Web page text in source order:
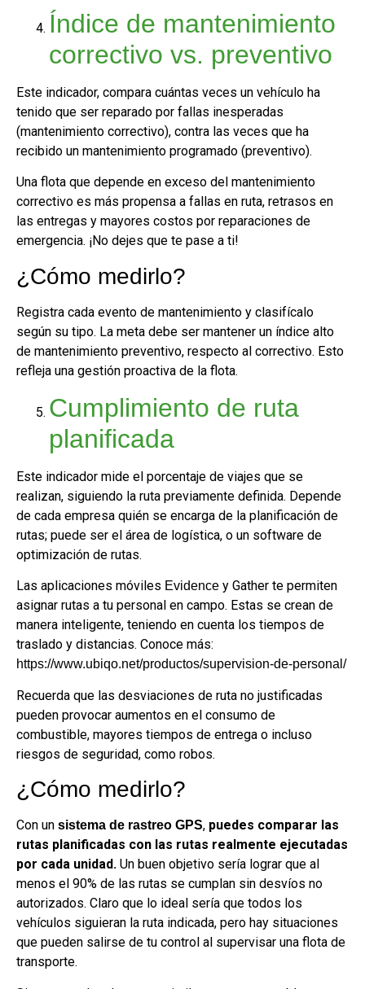
Índice de mantenimiento
correctivo vs. preventivo
Este indicador, compara cuántas veces un vehículo ha
tenido que ser reparado por fallas inesperadas
(mantenimiento correctivo), contra las veces que ha
recibido un mantenimiento programado (preventivo).
Una flota que depende en exceso del mantenimiento
correctivo es más propensa a fallas en ruta, retrasos en
las entregas y mayores costos por reparaciones de
emergencia. ¡No dejes que te pase a ti!
¿Cómo medirlo?
Registra cada evento de mantenimiento y clasifícalo
según su tipo. La meta debe ser mantener un índice alto
de mantenimiento preventivo, respecto al correctivo. Esto
refleja una gestión proactiva de la flota.
Cumplimiento de ruta
planificada
Este indicador mide el porcentaje de viajes que se
realizan, siguiendo la ruta previamente definida. Depende
de cada empresa quién se encarga de la planificación de
rutas; puede ser el área de logística, o un software de
optimización de rutas.
Las aplicaciones móviles Evidence y Gather te permiten
asignar rutas a tu personal en campo. Estas se crean de
manera inteligente, teniendo en cuenta los tiempos de
traslado y distancias. Conoce más:
https://www.ubiqo.net/productos/supervision-de-personal/
Recuerda que las desviaciones de ruta no justificadas
pueden provocar aumentos en el consumo de
combustible, mayores tiempos de entrega o incluso
riesgos de seguridad, como robos.
¿Cómo medirlo?
Con un sistema de rastreo GPS, puedes comparar las
rutas planificadas con las rutas realmente ejecutadas
por cada unidad. Un buen objetivo sería lograr que al
menos el 90% de las rutas se cumplan sin desvíos no
autorizados. Claro que lo ideal sería que todos los
vehículos siguieran la ruta indicada, pero hay situaciones
que pueden salirse de tu control al supervisar una flota de
transporte.